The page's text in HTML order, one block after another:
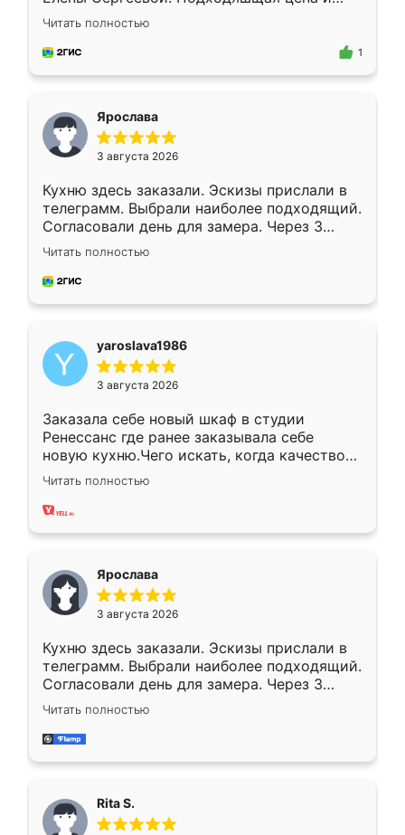
короткие сроки изготовления. Приехавший
для замера сотрудник Владислав
предложил по моему эскизу самый
Читать полностью
1
Ярослава
3 августа 2026
Кухню здесь заказали. Эскизы прислали в
телеграмм. Выбрали наиболее подходящий.
Согласовали день для замера. Через 3
недели кухня была уже готова. Остались
довольны работой. Спасибо Ренессанс
мебель за качественную работу!
Читать полностью
yaroslava1986
3 августа 2026
Заказала себе новый шкаф в студии
Ренессанс где ранее заказывала себе
новую кухню.Чего искать, когда качеством
вполне довольна. Служит кухня уже почти
два года, нареканий нет.
Читать полностью
Ярослава
3 августа 2026
Кухню здесь заказали. Эскизы прислали в
телеграмм. Выбрали наиболее подходящий.
Согласовали день для замера. Через 3
недели кухня была уже готова. Остались
довольны работой. Спасибо Ренессанс
мебель за качественную работу!
Читать полностью
Rita S.